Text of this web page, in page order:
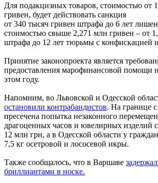
Для подакцизных товаров, стоимостью от
гривен, будет действовать санкция
от 340 тысяч гривен штрафа до 6 лет
стоимостью свыше 2,271 млн гривен – от
штрафа до 12 лет тюрьмы с конфискацией
Принятие законопроекта является
предоставления марофинансовой помощи
этом году.
Напомним, во Львовской и Одесской
остановили контрабандистов. На границе
пресечена попытка незаконного
драгоценных часов и ювелирных изделий
12 млн грн, а в Одесской области у
7,5 кг осетровой и лососевой икры.
Также сообщалось, что в Варшаве
бриллиантами в носке.